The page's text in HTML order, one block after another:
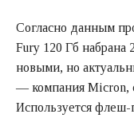
Согласно данным
Fury 120 Гб
новыми, но
— компания Micron,
Используется флеш-